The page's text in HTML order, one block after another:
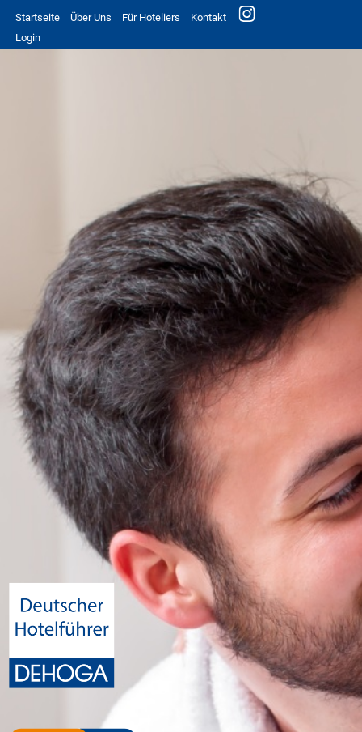
Startseite Über Uns Für Hoteliers
Kontakt
Login